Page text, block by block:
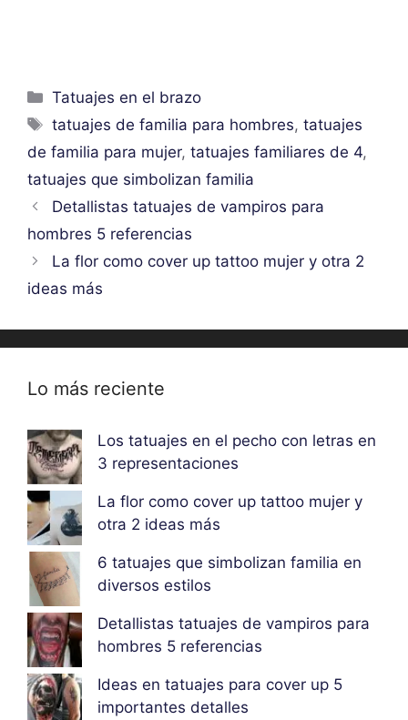
Categorías
Tatuajes en el brazo
Etiquetas
tatuajes de familia para hombres,tatuajes
de familia para mujer, tatuajes familiares de 4,
tatuajes que simbolizan familia
Detallistas tatuajes de vampiros para
hombres 5 referencias
La flor como cover up tattoo mujer y otra 2
ideas más
Lo más reciente
Los tatuajes en el pecho con letras en
3 representaciones
La flor como cover up tattoo mujer y
otra 2 ideas más
6 tatuajes que simbolizan familia en
diversos estilos
Detallistas tatuajes de vampiros para
hombres 5 referencias
Ideas en tatuajes para cover up 5
importantes detalles